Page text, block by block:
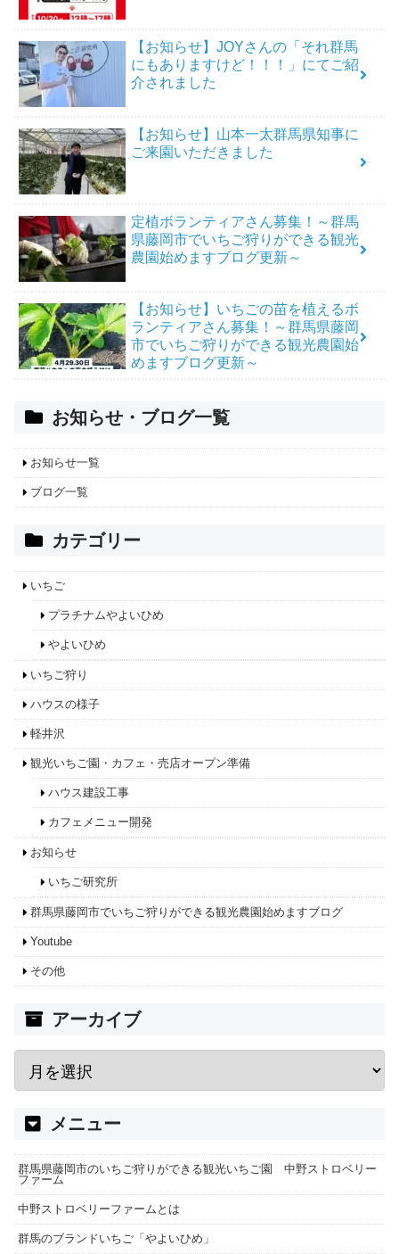
【お知らせ】JOYさんの「それ群馬
にもありますけど！！！」にてご紹
介されました
【お知らせ】山本一太群馬県知事に
ご来園いただきました
定植ボランティアさん募集！～群馬
県藤岡市でいちご狩りができる観光
農園始めますブログ更新～
【お知らせ】いちごの苗を植えるボ
ランティアさん募集！～群馬県藤岡
市でいちご狩りができる観光農園始
めますブログ更新～
お知らせ・ブログ一覧
お知らせ一覧
ブログ一覧
カテゴリー
いちご
プラチナムやよいひめ
やよいひめ
いちご狩り
ハウスの様子
軽井沢
観光いちご園・カフェ・売店オープン準備
ハウス建設工事
カフェメニュー開発
お知らせ
いちご研究所
群馬県藤岡市でいちご狩りができる観光農園始めますブログ
Youtube
その他
アーカイブ
メニュー
群馬県藤岡市のいちご狩りができる観光いちご園 中野ストロベリー
ファーム
中野ストロベリーファームとは
群馬のブランドいちご「やよいひめ」